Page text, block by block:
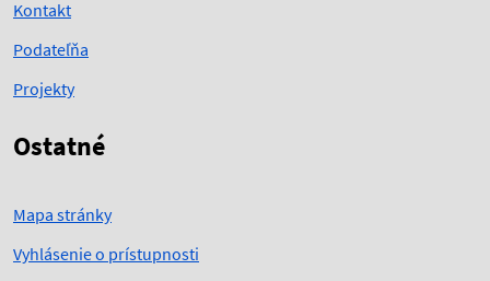
Kontakt
Podateľňa
Projekty
Ostatné
Mapa stránky
Vyhlásenie o prístupnosti